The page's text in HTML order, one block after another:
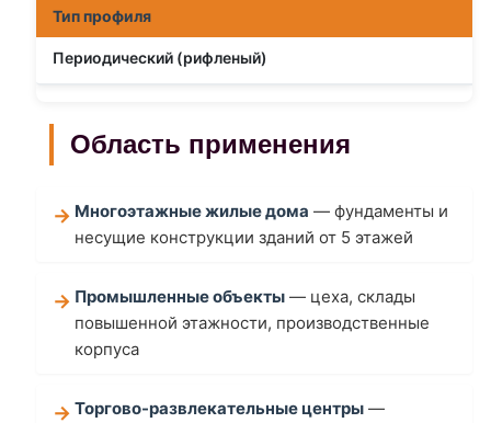
Тип профиля
Периодический (рифленый)
Область применения
Многоэтажные жилые дома — фундаменты и
несущие конструкции зданий от 5 этажей
Промышленные объекты — цеха, склады
повышенной этажности, производственные
корпуса
Торгово-развлекательные центры —